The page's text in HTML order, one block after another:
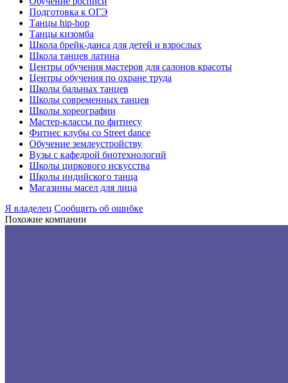
Подготовка к ОГЭ
Танцы hip-hop
Танцы кизомба
Школа брейк-данса для детей и взрослых
Школа танцев латина
Центры обучения мастеров для салонов красоты
Центры обучения по охране труда
Школы бальных танцев
Школы современных танцев
Школы хореографии
Мастер-классы по фитнесу
Фитнес клубы со Street dance
Обучение землеустройству
Вузы с кафедрой биотехнологий
Школы циркового искусства
Школы индийского танца
Магазины масел для лица
Я владелец Сообщить об ошибке
Похожие компании